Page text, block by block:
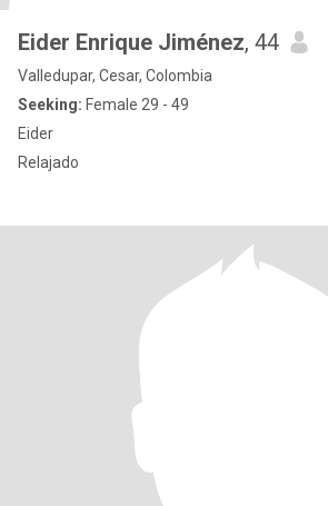
Eider Enrique Jiménez, 44
Valledupar, Cesar, Colombia
Seeking: Female 29 - 49
Eider
Relajado